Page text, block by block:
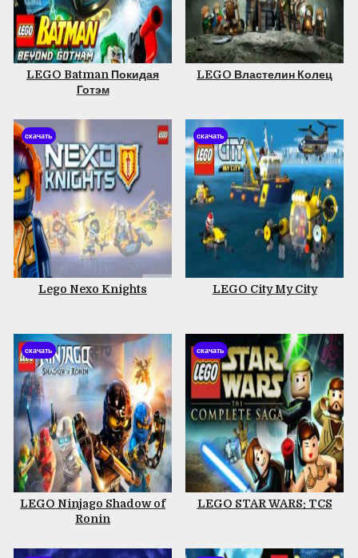
LEGO Batman Покидая
Готэм
LEGO Властелин Колец
скачать
Lego Nexo Knights
скачать
LEGO City My City
скачать
LEGO Ninjago Shadow of
Ronin
скачать
LEGO STAR WARS: TCS